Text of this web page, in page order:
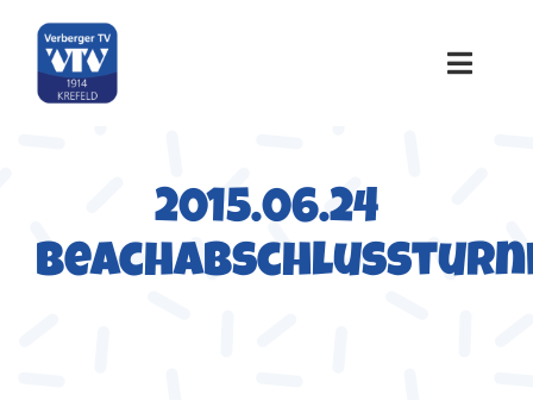
Inhalt
springen
Toggle
Über uns
2015.06.24